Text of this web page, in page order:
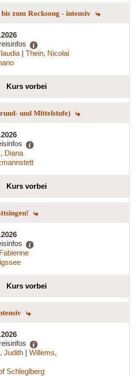
zum Rocksong - intensiv
| Thein, Nicolai
Kurs vorbei
und Mittelstufe)
Diana
Kurs vorbei
Kurs vorbei
Judith | Willems,
Schleglberg